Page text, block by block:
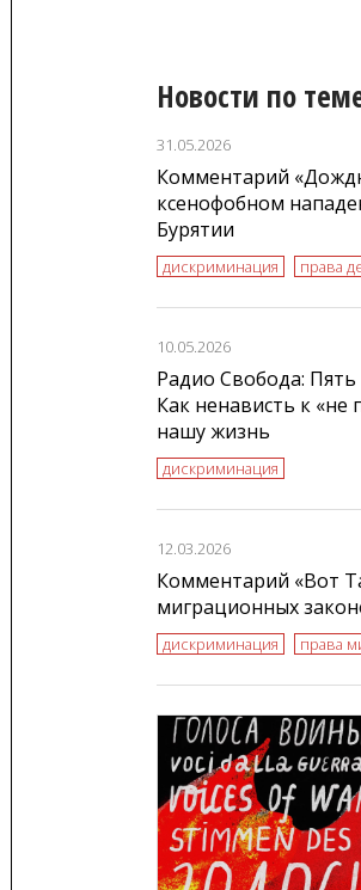
Новости по
31.05.2026
Комментарий
ксенофобном
Бурятии
дискриминация права
10.05.2026
Радио Свобода:
Как ненависть к
нашу жизнь
дискриминация
12.03.2026
Комментарий «Вот
миграционных
дискриминация права